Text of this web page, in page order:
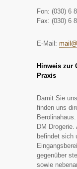
Fon: (030) 6
Fax: (030) 6
E-Mail:
Hinweis zur
Praxis
Damit Sie
finden uns
DM
befindet sich
gegenüber
sowie